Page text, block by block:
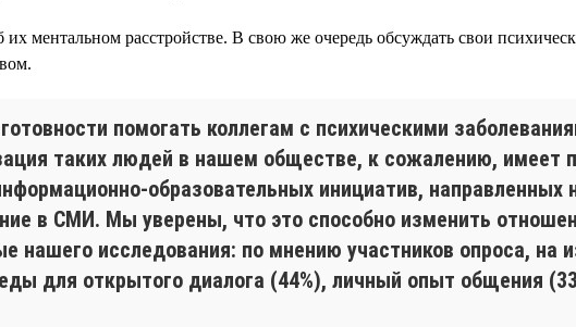
ментальном расстройстве. В свою же очередь обсуждать свои
помогать коллегам с психическими
таких людей в нашем обществе, к сожалению, имеет
образовательных инициатив,
в СМИ. Мы уверены, что это способно изменить
исследования: по мнению участников опроса, на
для открытого диалога (44%), личный опыт общения